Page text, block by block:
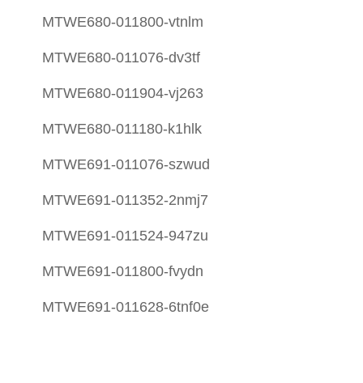
MTWE680-011800-vtnlm
MTWE680-011076-dv3tf
MTWE680-011904-vj263
MTWE680-011180-k1hlk
MTWE691-011076-szwud
MTWE691-011352-2nmj7
MTWE691-011524-947zu
MTWE691-011800-fvydn
MTWE691-011628-6tnf0e